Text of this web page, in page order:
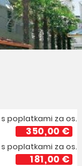
s poplatkami za os.
350,00 €
s poplatkami za os.
181,00 €